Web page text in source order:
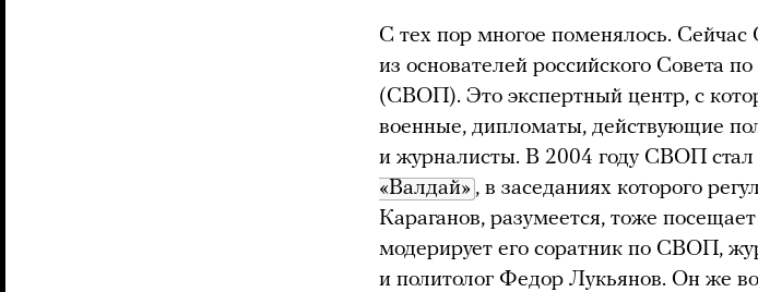
С тех пор многое поменялось.
из основателей российского Совета
(СВОП). Это экспертный центр, с
военные, дипломаты, действующие
и журналисты. В 2004 году СВОП стал
«Валдай» , в заседаниях которого
Караганов, разумеется, тоже
модерирует его соратник по СВОП,
и политолог Федор Лукьянов. Он же